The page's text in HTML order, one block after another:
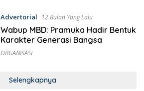
Advertorial 12 Bulan Yang Lalu
Wabup MBD: Pramuka Hadir Bentuk
Karakter Generasi Bangsa
ORGANISASI
Selengkapnya